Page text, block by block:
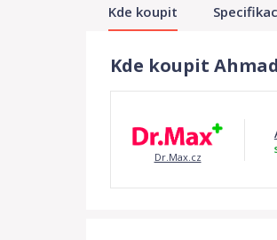
Kde koupit
Kde koupit
Dr.Max.cz